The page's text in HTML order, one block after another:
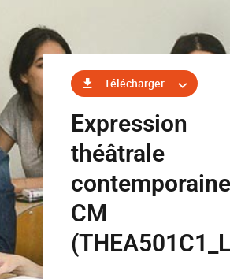
Télécharger
Expression
théâtrale
contemporaine
CM